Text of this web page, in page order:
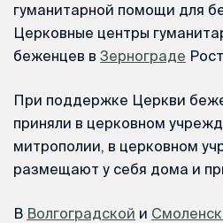
гуманитарной помощи для
Церковные центры
беженцев в Зернограде
При поддержке Церкви
приняли в церковном
митрополии, в церковном
размещают у себя дома и
В Волгоградской и